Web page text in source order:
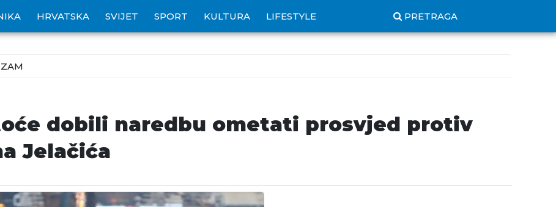
HRVATSKA SVIJET SPORT KULTURA LIFESTYLE PRETRAGA
dobili naredbu ometati prosvjed protiv
Jelačića